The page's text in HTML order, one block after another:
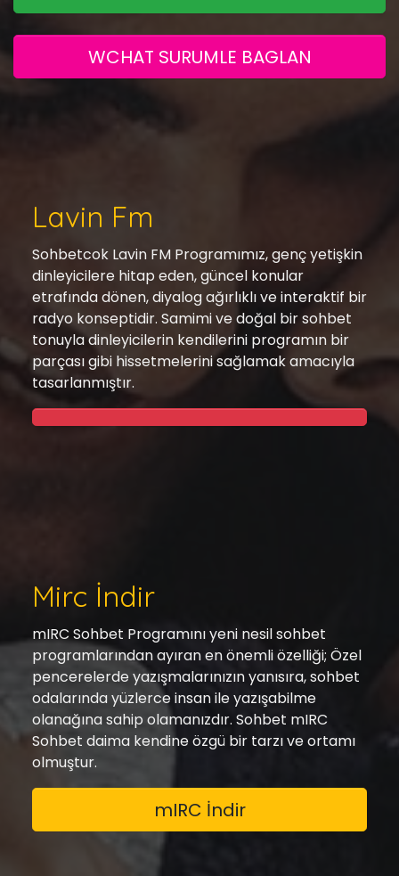
WCHAT SURUMLE BAGLAN
Lavin Fm
Sohbetcok Lavin FM Programımız, genç yetişkin
dinleyicilere hitap eden, güncel konular
etrafında dönen, diyalog ağırlıklı ve interaktif bir
radyo konseptidir. Samimi ve doğal bir sohbet
tonuyla dinleyicilerin kendilerini programın bir
parçası gibi hissetmelerini sağlamak amacıyla
tasarlanmıştır.
Mirc İndir
mIRC Sohbet Programını yeni nesil sohbet
programlarından ayıran en önemli özelliği; Özel
pencerelerde yazışmalarınızın yanısıra, sohbet
odalarında yüzlerce insan ile yazışabilme
olanağına sahip olamanızdır. Sohbet mIRC
Sohbet daima kendine özgü bir tarzı ve ortamı
olmuştur.
mIRC İndir